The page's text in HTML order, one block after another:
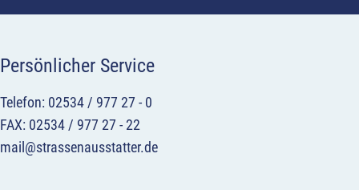
Persönlicher Service
Telefon: 02534 / 977 27 - 0
FAX: 02534 / 977 27 - 22
mail@strassenausstatter.de